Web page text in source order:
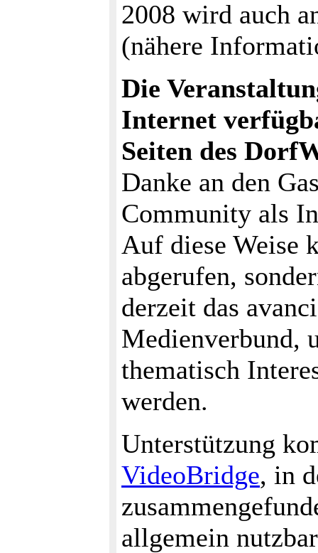
2008 wird auch
(nähere
Die
Internet
Seiten des
Danke an den
Community als
Auf diese Weise
abgerufen,
derzeit das
Medienverbund,
thematisch
werden.
Unterstützung
VideoBridge, in
allgemein